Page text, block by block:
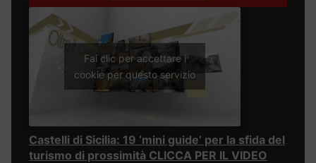
Fai clic per accettare i
cookie per questo servizio
Castelli di Sicilia: 19 ‘mini guide’ per la sfida del
turismo di prossimità CLICCA PER IL VIDEO